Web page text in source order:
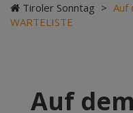
Tiroler Sonntag > Auf
WARTELISTE
Auf